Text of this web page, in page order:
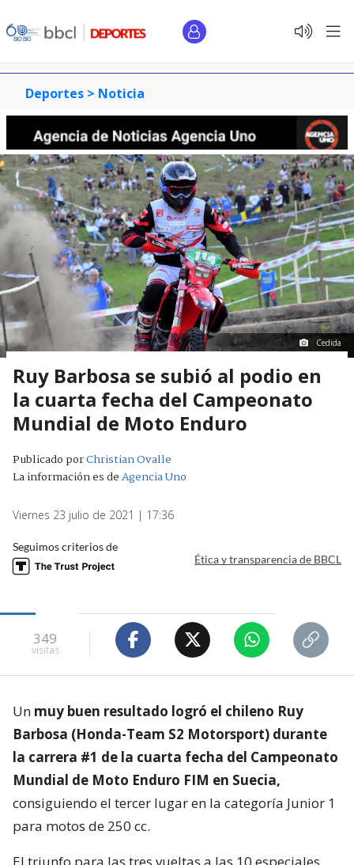
Deportes > Noticia
Cedida
Ruy Barbosa se subió al podio en
la cuarta fecha del Campeonato
Mundial de Moto Enduro
Publicado porChristian Ovalle
La información es deAgencia Uno
Viernes 23 julio de 2021 | 17:36
Seguimos criterios de
Ética y transparencia de BBCL
349
visitas
Un muy buen resultado logró el chileno Ruy
Barbosa (Honda-Team S2 Motorsport) durante
la carrera #1 de la cuarta fecha del Campeonato
Mundial de Moto Enduro FIM en Suecia,
consiguiendo el tercer lugar en la categoría Junior 1
para motos de 250 cc.
El triunfo para las tres vueltas a las 10 especiales,